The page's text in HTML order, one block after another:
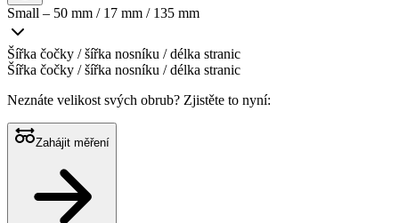
Small – 50 mm / 17 mm / 135 mm
Šířka čočky / šířka nosníku / délka stranic
Šířka čočky / šířka nosníku / délka stranic
Neznáte velikost svých obrub? Zjistěte to nyní:
Zahájit měření